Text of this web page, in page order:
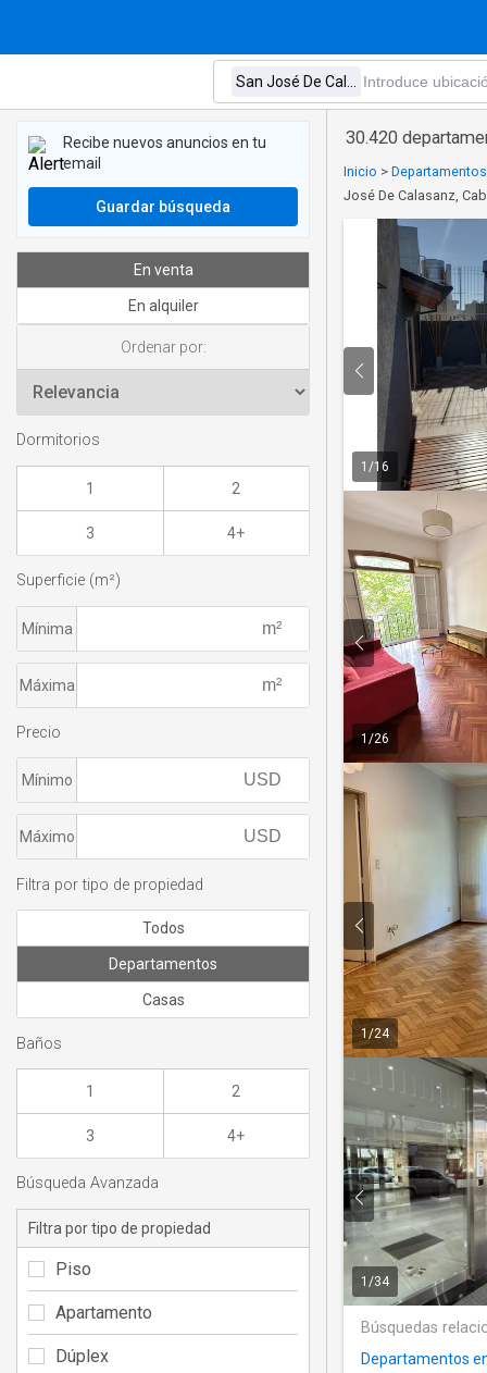
30.420
Inicio >
José De Calasanz,
1 /16
1 /26
1 /24
1 /34
Búsquedas
Departamentos
Recibe nuevos anuncios en tu
email
Guardar búsqueda
En venta
En alquiler
Ordenar por:
Dormitorios
1 2
3 4+
Superficie (m²)
Mínima
Máxima
Precio
Mínimo
Máximo
Filtra por tipo de propiedad
Todos
Departamentos
Casas
Baños
1 2
3 4+
Búsqueda Avanzada
Filtra por tipo de propiedad
Piso
Apartamento
Dúplex